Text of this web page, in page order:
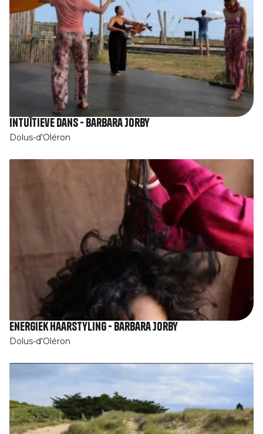
Intuïtieve dans - Barbara Jorby
Dolus-d'Oléron
Energiek haarstyling - Barbara Jorby
Dolus-d'Oléron